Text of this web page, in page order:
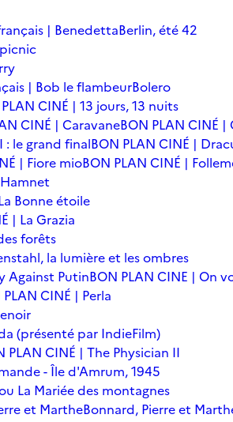
| BenedettaBerlin, été 42
| Bob le flambeurBolero
CINÉ | 13 jours, 13 nuits
CINÉ | CaravaneBON PLAN CINÉ
: le grand finalBON PLAN CINÉ |
| Fiore mioBON PLAN CINÉ |
Bonne étoile
| La Grazia
forêts
la lumière et les ombres
Against PutinBON PLAN CINE | On
PLAN CINÉ | Perla
(présenté par IndieFilm)
PLAN CINÉ | The Physician II
- Île d'Amrum, 1945
La Mariée des montagnes
et MartheBonnard, Pierre et